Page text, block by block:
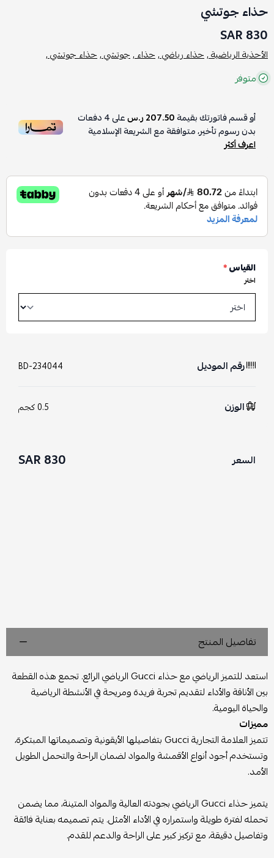
حذاء جوتشي
830 SAR
الأحذية الرياضية ,حذاء رياضي ,حذاء ,جوتشي ,حذاء جوتشي ,
متوفر
أو قسم فاتورتك بقيمة207.50 ر.س على4دفعات
بدون رسوم تأخير، متوافقة مع الشريعة الإسلامية
اعرف أكثر
القياس*
اختر
رقم الموديل BD-234044
الوزن 0.5 كجم
السعر 830 SAR
تفاصيل المنتج
استعد للتميز الرياضي مع حذاء Gucci الرياضي الرائع. تجمع هذه القطعة
بين الأناقة والأداء لتقديم تجربة فريدة ومريحة في الأنشطة الرياضية
والحياة اليومية.
مميزات
تتميز العلامة التجارية Gucci بتفاصيلها الأيقونية وتصميماتها المبتكرة،
وتستخدم أجود أنواع الأقمشة والمواد لضمان الراحة والتحمل الطويل
الأمد.
يتميز حذاء Gucci الرياضي بجودته العالية والمواد المتينة، مما يضمن
تحمله لفترة طويلة واستمراره في الأداء الأمثل. يتم تصميمه بعناية فائقة
وتفاصيل دقيقة، مع تركيز كبير على الراحة والدعم للقدم.